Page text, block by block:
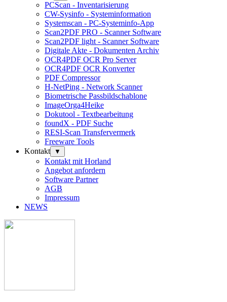
PCScan - Inventarisierung
CW-Sysinfo - Systeminformation
Systemscan - PC-Systeminfo-App
Scan2PDF PRO - Scanner Software
Scan2PDF light - Scanner Software
Digitale Akte - Dokumenten Archiv
OCR4PDF OCR Pro Server
OCR4PDF OCR Konverter
PDF Compressor
H-NetPing - Network Scanner
Biometrische Passbildschablone
ImageOrga4Heike
Dokutool - Textbearbeitung
foundX - PDF Suche
RESI-Scan Transfervermerk
Freeware Tools
Kontakt
▼
Kontakt mit Horland
Angebot anfordern
Software Partner
AGB
Impressum
NEWS